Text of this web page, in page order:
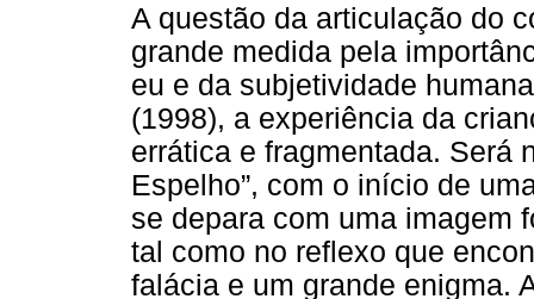
A questão da articulação do
grande medida pela
eu e da subjetividade
(1998), a experiência da
errática e fragmentada. Será
Espelho”, com o início de
se depara com uma imagem
tal como no reflexo que
falácia e um grande enigma.